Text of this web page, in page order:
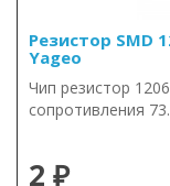
Резистор SMD
Yageo
Чип резистор
сопротивления
2 ₽